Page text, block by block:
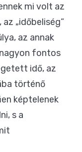
mi volt az
„időbeliség”
az annak
fontos
idő, az
történő
képtelenek
s a